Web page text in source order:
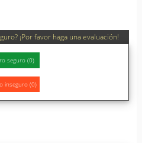
¡Por favor haga una evaluación!